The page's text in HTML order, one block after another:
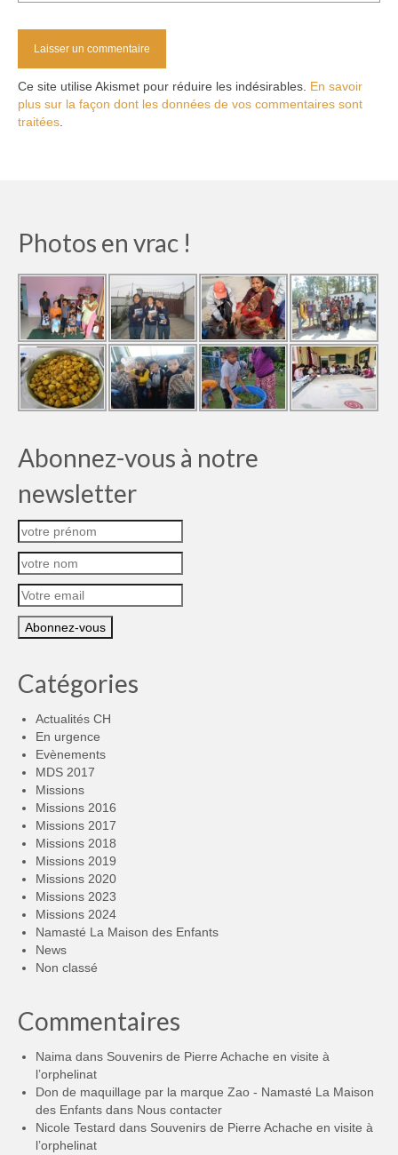
Ce site utilise Akismet pour réduire les indésirables. En savoir
plus sur la façon dont les données de vos commentaires sont
traitées
Photos en vrac !
Abonnez-vous à notre
newsletter
Catégories
Actualités CH
En urgence
Evènements
MDS 2017
Missions
Missions 2016
Missions 2017
Missions 2018
Missions 2019
Missions 2020
Missions 2023
Missions 2024
Namasté La Maison des Enfants
News
Non classé
Commentaires
Naima dans Souvenirs de Pierre Achache en visite à
l’orphelinat
Don de maquillage par la marque Zao - Namasté La Maison
des Enfants dans Nous contacter
Nicole Testard dans Souvenirs de Pierre Achache en visite à
l’orphelinat